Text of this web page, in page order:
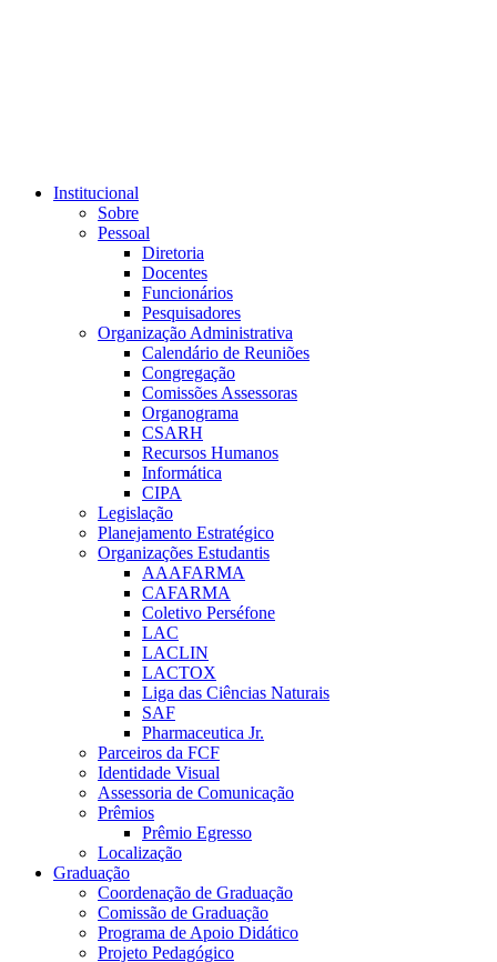
Institucional
Sobre
Pessoal
Diretoria
Docentes
Funcionários
Pesquisadores
Organização Administrativa
Calendário de Reuniões
Congregação
Comissões Assessoras
Organograma
CSARH
Recursos Humanos
Informática
CIPA
Legislação
Planejamento Estratégico
Organizações Estudantis
AAAFARMA
CAFARMA
Coletivo Perséfone
LAC
LACLIN
LACTOX
Liga das Ciências Naturais
SAF
Pharmaceutica Jr.
Parceiros da FCF
Identidade Visual
Assessoria de Comunicação
Prêmios
Prêmio Egresso
Localização
Graduação
Coordenação de Graduação
Comissão de Graduação
Programa de Apoio Didático
Projeto Pedagógico